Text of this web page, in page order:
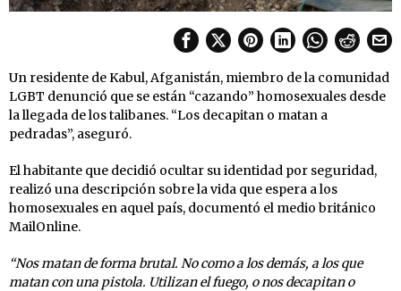
Un residente de Kabul, Afganistán, miembro de la comunidad
LGBT denunció que se están “cazando” homosexuales desde
la llegada de los talibanes. “Los decapitan o matan a
pedradas”, aseguró.
El habitante que decidió ocultar su identidad por seguridad,
realizó una descripción sobre la vida que espera a los
homosexuales en aquel país, documentó el medio británico
MailOnline.
“Nos matan de forma brutal. No como a los demás, a los que
matan con una pistola. Utilizan el fuego, o nos decapitan o